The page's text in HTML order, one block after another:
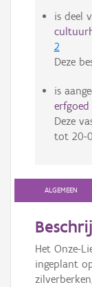
is deel
2
Deze
is
erfgoed
Deze
tot 20-
ALGEMEEN
Het Onze-
ingeplant